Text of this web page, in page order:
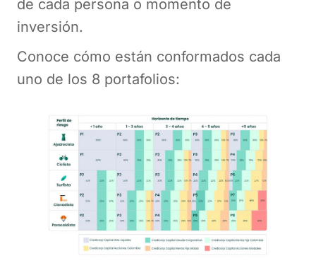
de cada persona o momento de
inversión.
Conoce cómo están conformados cada
uno de los 8 portafolios: